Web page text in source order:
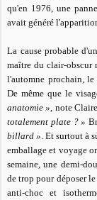
qu'en 1976, une
avait généré
La cause probable
maître du clair-obscur
l'automne prochain,
De même que le
anatomie » , note
totalement plate ? »
billard » . Et surtout à
emballage et voyage
semaine, une demi-
de trop pour déposer
anti-choc et